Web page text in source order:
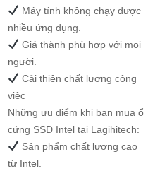
Máy tính không chạy được
nhiều ứng dụng.
Giá thành phù hợp với mọi
người.
Cải thiện chất lượng công
việc
Những ưu điểm khi bạn mua ổ
cứng SSD Intel tại Lagihitech:
Sản phẩm chất lượng cao
từ Intel.